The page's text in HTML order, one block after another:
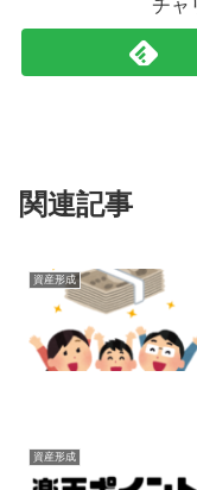
チャ
関連記事
資産形成
資産形成